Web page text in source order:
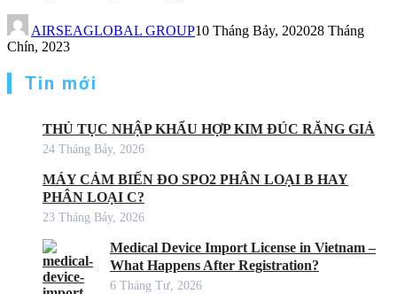
AIRSEAGLOBAL GROUP10 Tháng Bảy, 202028 Tháng
Chín, 2023
Tin mới
THỦ TỤC NHẬP KHẨU HỢP KIM ĐÚC RĂNG GIẢ
24 Tháng Bảy, 2026
MÁY CẢM BIẾN ĐO SPO2 PHÂN LOẠI B HAY
PHÂN LOẠI C?
23 Tháng Bảy, 2026
Medical Device Import License in Vietnam –
What Happens After Registration?
6 Tháng Tư, 2026